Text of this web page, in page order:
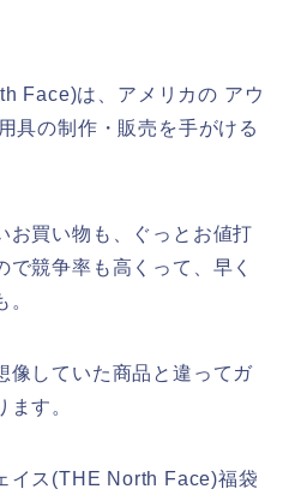
Face)は、アメリカの アウ
具の制作・販売を手がける
お買い物も、ぐっとお値打
競争率も高くって、早く
像していた商品と違ってガ
す。
イス(THE North Face)福袋